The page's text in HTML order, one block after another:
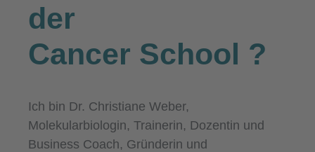
der
Cancer School ?
Ich bin Dr. Christiane Weber,
Molekularbiologin, Trainerin, Dozentin und
Business Coach, Gründerin und